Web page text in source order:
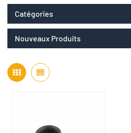
Catégories
Nouveaux Produits